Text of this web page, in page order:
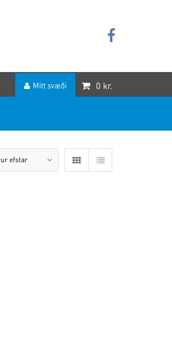
Mitt svæði 0 kr.